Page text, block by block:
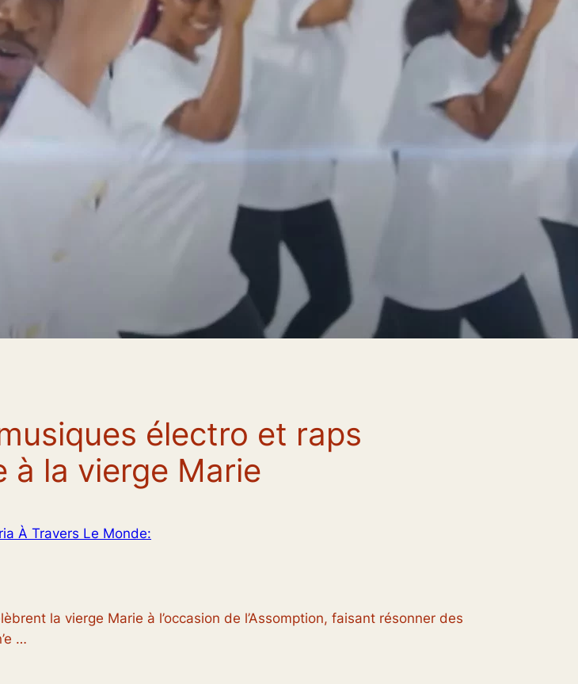
électro et raps
à la vierge Marie
À Travers Le Monde:
la vierge Marie à l’occasion de l’Assomption, faisant résonner des
…